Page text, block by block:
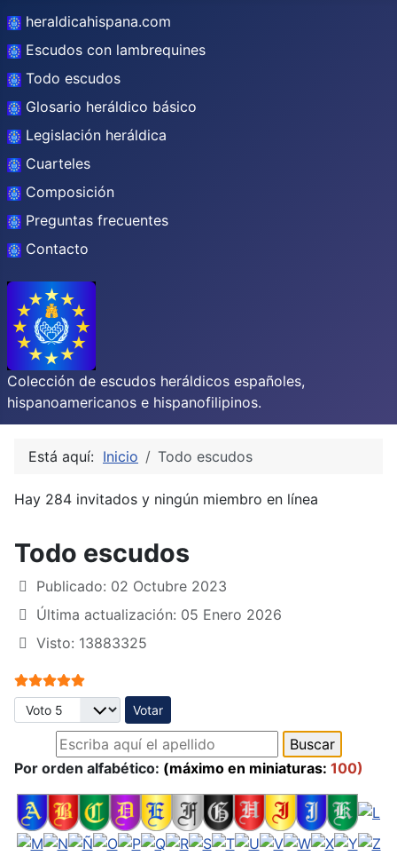
heraldicahispana.com
Escudos con lambrequines
Todo escudos
Glosario heráldico básico
Legislación heráldica
Cuarteles
Composición
Preguntas frecuentes
Contacto
Colección de escudos heráldicos españoles,
hispanoamericanos e hispanofilipinos.
Está aquí: Inicio Todo escudos
Hay 284 invitados y ningún miembro en línea
Todo escudos
Publicado: 02 Octubre 2023
Última actualización: 05 Enero 2026
Visto: 13883325
Ratio:5/5
Por favor, vote
Por orden alfabético: (máximo en miniaturas: 100)